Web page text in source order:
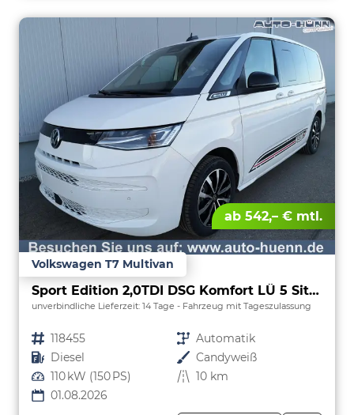
ab 542,– € mtl.
Volkswagen T7 Multivan
Sport Edition 2,0TDI DSG Komfort LÜ 5 Sitzer
unverbindliche Lieferzeit: 14 Tage Fahrzeug mit Tageszulassung
Fahrzeugnr. 118455 Getriebe Automatik
Kraftstoff Diesel Außenfarbe Candyweiß
Leistung 110 kW (150 PS) Kilometerstand 10 km
01.08.2026